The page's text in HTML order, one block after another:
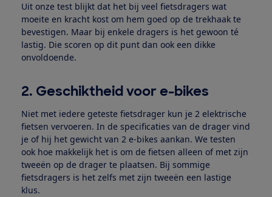
Uit onze test blijkt dat het bij veel fietsdragers wat
moeite en kracht kost om hem goed op de trekhaak te
bevestigen. Maar bij enkele dragers is het gewoon té
lastig. Die scoren op dit punt dan ook een dikke
onvoldoende.
2. Geschiktheid voor e-bikes
Niet met iedere geteste fietsdrager kun je 2 elektrische
fietsen vervoeren. In de specificaties van de drager vind
je of hij het gewicht van 2 e-bikes aankan. We testen
ook hoe makkelijk het is om de fietsen alleen of met zijn
tweeën op de drager te plaatsen. Bij sommige
fietsdragers is het zelfs met zijn tweeën een lastige
klus.